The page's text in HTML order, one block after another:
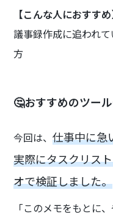
【こんな人におすすめ
議事録作成に追われ
方
🤔おすすめのツー
今回は、仕事中に急
実際にタスクリス
オで検証しました。
「このメモをもとに